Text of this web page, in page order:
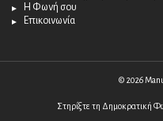
Η Φωνή σου
Επικοινωνία
© 2026
Στηρίξτε τη Δημοκρατική